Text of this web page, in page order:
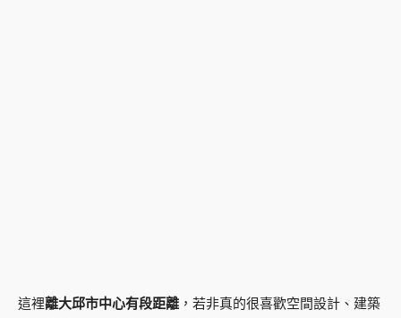
這裡離大邱市中心有段距離 ，若非真的很喜歡空間設計、建築